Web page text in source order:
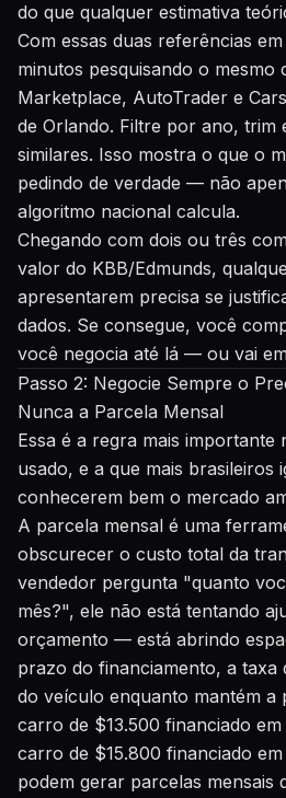
do que qualquer estimativa
Com essas duas referências
minutos pesquisando o
Marketplace, AutoTrader e
de Orlando. Filtre por ano, trim
similares. Isso mostra o que o
pedindo de verdade — não
algoritmo nacional calcula.
Chegando com dois ou três
valor do KBB/Edmunds,
apresentarem precisa se
dados. Se consegue, você
você negocia até lá — ou vai
Passo 2: Negocie Sempre o
Nunca a Parcela Mensal
Essa é a regra mais
usado, e a que mais brasileiros
conhecerem bem o mercado
A parcela mensal é uma
obscurecer o custo total da
vendedor pergunta "quanto
mês?", ele não está tentando
orçamento — está abrindo
prazo do financiamento, a
do veículo enquanto mantém a
carro de $13.500 financiado
carro de $15.800 financiado em
podem gerar parcelas mensais